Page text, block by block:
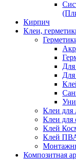
Кирпич
Клеи,
Для
Клеи для
Клеи для
Клей
Клей
Композитная